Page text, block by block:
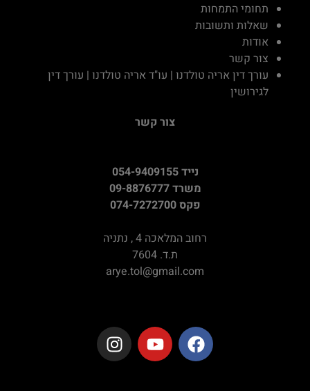
תחומי התמחות
שאלות ותשובות
אודות
צור קשר
עורך דין אריה טולדנו | עו"ד אריה טולדנו | עורך דין
לגירושין
צור קשר
נייד 054-9409155
משרד 09-8876777
פקס 074-7272700
רחוב המלאכה 4 , נתניה
ת.ד. 7604
arye.tol@gmail.com